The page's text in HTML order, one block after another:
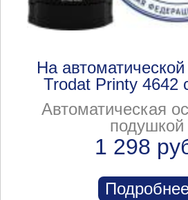
На автоматической
Trodat Printy 4642
Автоматическая
подушкой
1 298